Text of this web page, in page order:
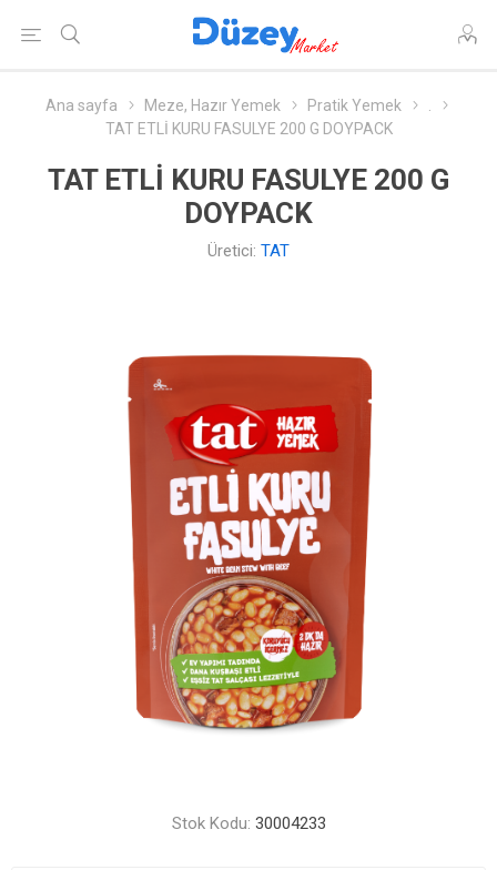
Ana sayfa Meze, Hazır Yemek Pratik Yemek
TAT ETLİ KURU FASULYE 200 G DOYPACK
TAT ETLİ KURU FASULYE 200 G
DOYPACK
Üretici: TAT
Stok Kodu: 30004233